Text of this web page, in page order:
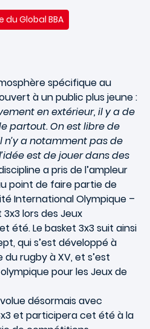
du Global BBA
spécifique au
à un public plus jeune :
en extérieur, il y a de
partout. On est libre de
a notamment pas de
est de jouer dans des
a pris de l’ampleur
point de faire partie de
International Olympique –
lors desJeux
été. Le basket 3x3 suit ainsi
qui s’est développé à
rugby à XV, et s’est
pour lesJeux de
désormais avec
et participera cet été à la